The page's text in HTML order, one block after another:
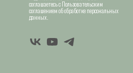
соглашаетесь с Пользовательским
соглашением об обработке персональных
данных.